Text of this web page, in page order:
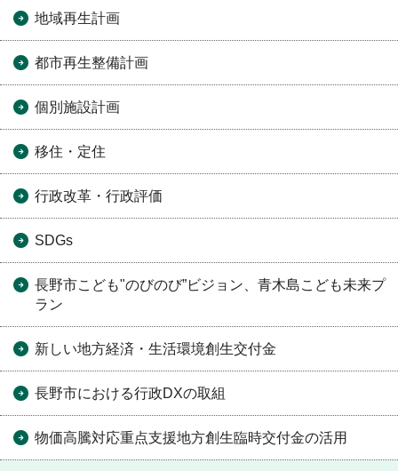
地域再生計画
都市再生整備計画
個別施設計画
移住・定住
行政改革・行政評価
SDGs
長野市こども"のびのび”ビジョン、青木島こども未来プ
ラン
新しい地方経済・生活環境創生交付金
長野市における行政DXの取組
物価高騰対応重点支援地方創生臨時交付金の活用